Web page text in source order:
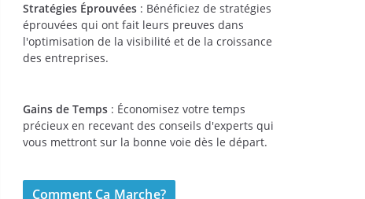
Stratégies Éprouvées : Bénéficiez de stratégies
éprouvées qui ont fait leurs preuves dans
l'optimisation de la visibilité et de la croissance
des entreprises.
Gains de Temps : Économisez votre temps
précieux en recevant des conseils d'experts qui
vous mettront sur la bonne voie dès le départ.
Comment Ça Marche?